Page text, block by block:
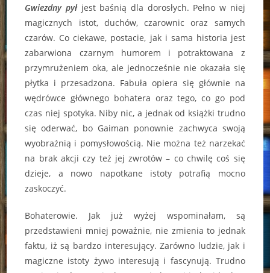
Gwiezdny pyłjest baśnią dla dorosłych. Pełno w niej
magicznych istot, duchów, czarownic oraz samych
czarów. Co ciekawe, postacie, jak i sama historia jest
zabarwiona czarnym humorem i potraktowana z
przymrużeniem oka, ale jednocześnie nie okazała się
płytka i przesadzona. Fabuła opiera się głównie na
wędrówce głównego bohatera oraz tego, co go pod
czas niej spotyka. Niby nic, a jednak od książki trudno
się oderwać, bo Gaiman ponownie zachwyca swoją
wyobraźnią i pomysłowością. Nie można też narzekać
na brak akcji czy też jej zwrotów – co chwilę coś się
dzieje, a nowo napotkane istoty potrafią mocno
zaskoczyć.
Bohaterowie. Jak już wyżej wspominałam, są
przedstawieni mniej poważnie, nie zmienia to jednak
faktu, iż są bardzo interesujący. Zarówno ludzie, jak i
magiczne istoty żywo interesują i fascynują. Trudno